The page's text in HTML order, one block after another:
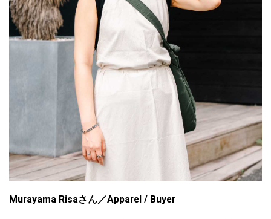
Murayama Risaさん／Apparel / Buyer